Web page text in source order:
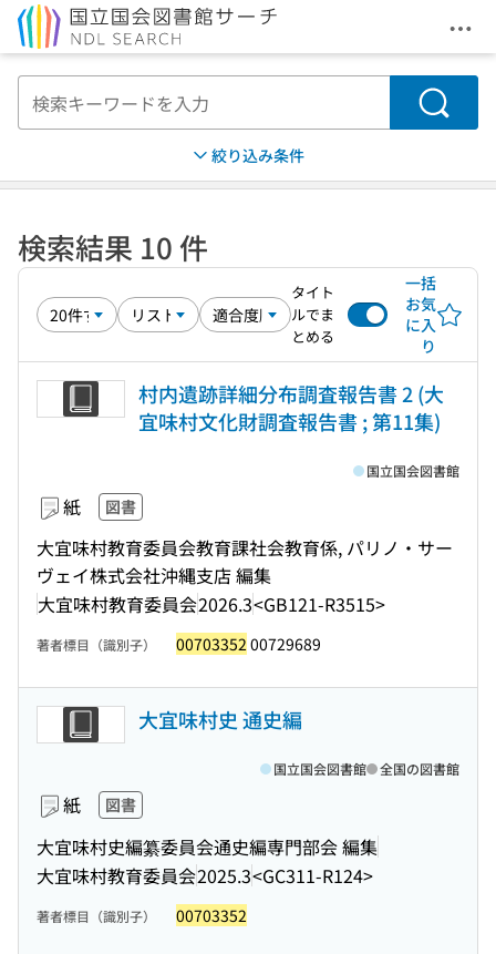
メ
検索
絞り込み条件
検索結果 10 件
タイト
ルでま
とめる
一括
お気
に入
り
村内遺跡詳細分布調査報告書 2 (大
宜味村文化財調査報告書 ; 第11集)
紙 図書
大宜味村教育委員会教育課社会教育係, パリノ・サー
ヴェイ株式会社沖縄支店 編集
大宜味村教育委員会2026.3<GB121-R3515>
国立国会図書館
著者標目（識別子） 00703352 00729689
大宜味村史 通史編
紙 図書
大宜味村史編纂委員会通史編専門部会 編集
大宜味村教育委員会2025.3<GC311-R124>
国立国会図書館 全国の図書館
著者標目（識別子） 00703352